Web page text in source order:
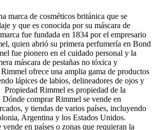
marca de cosméticos británica que se
y que es conocida por su máscara de
fue fundada en 1834 por el empresario
quien abrió su primera perfumería en Bond
fue pionero en el cuidado personal y la
máscara de pestañas no tóxica y
ofrece una amplia gama de productos
lápices de labios, delineadores de ojos y
Propiedad Rimmel es propiedad de la
comprar Rimmel se vende en
y tiendas de varios países, incluyendo
Argentina y los Estados Unidos.
en países o zonas que requieran la